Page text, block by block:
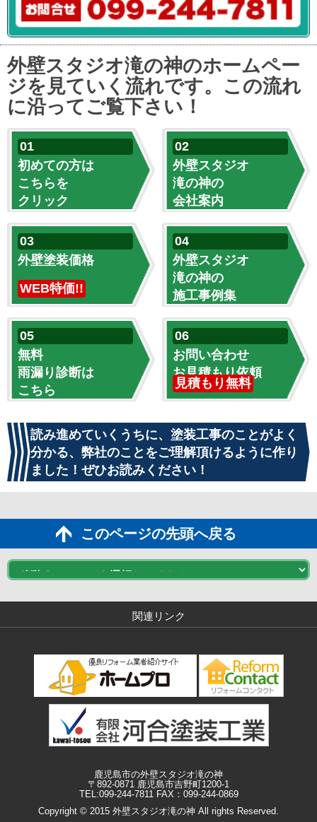
外壁スタジオ滝の神のホームペー
ジを見ていく流れです。この流れ
に沿ってご覧下さい！
初めての方は
こちらを
クリック
外壁スタジオ
滝の神の
会社案内
外壁塗装価格
WEB特価!!
外壁スタジオ
滝の神の
施工事例集
無料
雨漏り診断は
こちら
お問い合わせ
お見積もり依頼
見積もり無料
読み進めていくうちに、塗装工事のことがよく
分かる、弊社のことをご理解頂けるように作り
ました！ぜひお読みください！
このページの先頭へ戻る
関連リンク
鹿児島市の外壁スタジオ滝の神
〒892-0871 鹿児島市吉野町1200-1
TEL:099-244-7811 FAX：099-244-0869
Copyright © 2015 外壁スタジオ滝の神 All rights Reserved.